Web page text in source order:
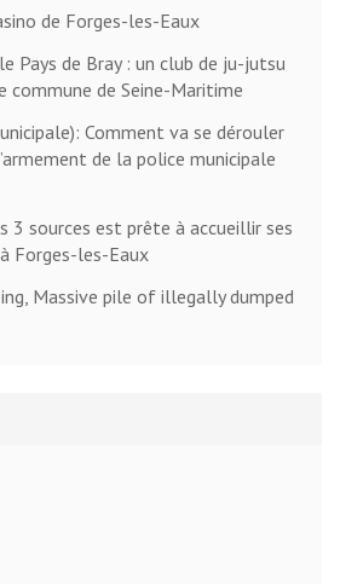
de Forges-les-Eaux
Pays de Bray : un club de ju-jutsu
commune de Seine-Maritime
Comment va se dérouler
de la police municipale
3 sources est prête à accueillir ses
Forges-les-Eaux
Massive pile of illegally dumped